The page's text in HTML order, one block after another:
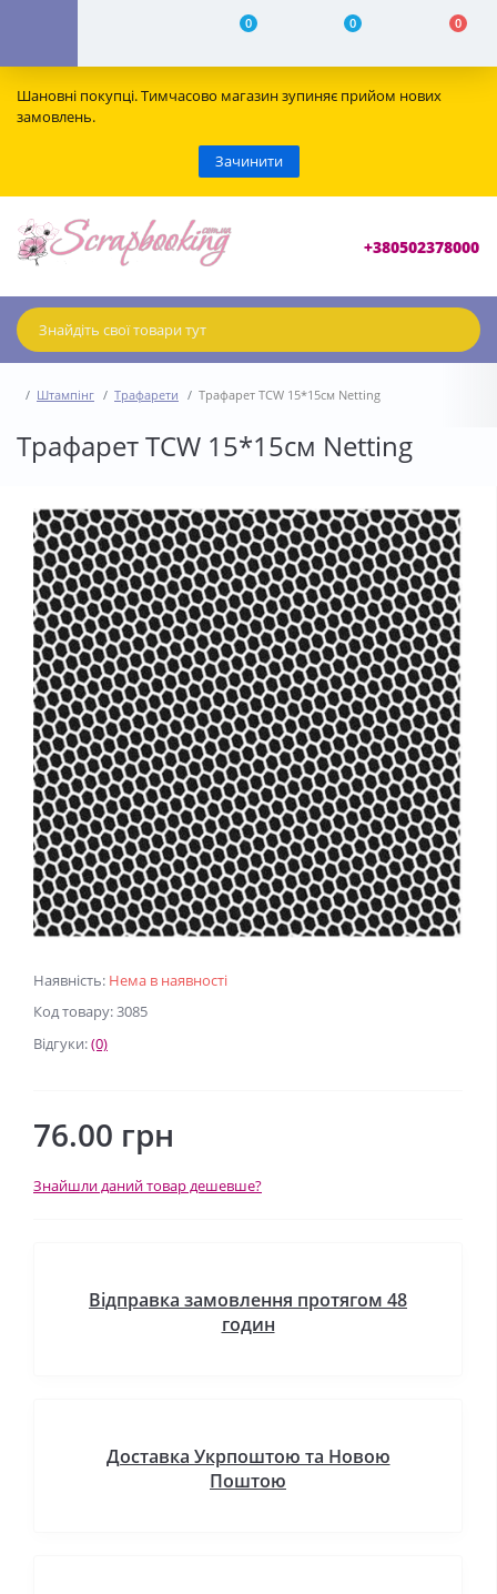
0 0 0
Шановні покупці. Тимчасово магазин зупиняє прийом нових
замовлень.
Зачинити
+380502378000
Штампінг Трафарети Трафарет TCW 15*15см Netting
Трафарет TCW 15*15см Netting
Наявність: Нема в наявності
Код товару: 3085
Відгуки:(0)
76.00 грн
Знайшли даний товар дешевше?
Відправка замовлення протягом 48
годин
Доставка Укрпоштою та Новою
Поштою